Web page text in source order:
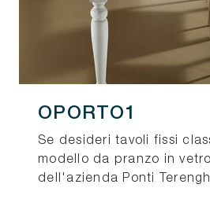
OPORTO1
Se desideri tavoli fissi
modello da pranzo in
dell'azienda Ponti